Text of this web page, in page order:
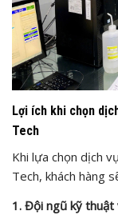
Lợi ích khi chọn
Tech
Khi lựa chọn dịch
Tech, khách hàng
1. Đội ngũ kỹ thuật